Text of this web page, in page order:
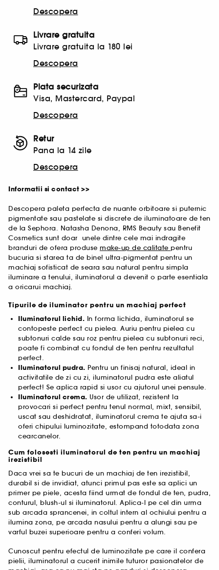
Descopera
Livrare gratuita
Livrare gratuita la 180 lei
Descopera
Plata securizata
Visa, Mastercard, Paypal
Descopera
Retur
Pana la 14 zile
Descopera
Informatii si contact >>
Descopera paleta perfecta de nuante orbitoare si puternic
pigmentate sau pastelate si discrete de iluminatoare de ten
de la Sephora. Natasha Denona, RMS Beauty sau Benefit
Cosmetics sunt doar unele dintre cele mai indragite
branduri de ofera produse make-up de calitate pentru
bucuria si starea ta de bine! ultra-pigmentat pentru un
machiaj sofisticat de seara sau natural pentru simpla
iluminare a tenului, iluminatorul a devenit o parte esentiala
a oricarui machiaj.
Tipurile de iluminator pentru un machiaj perfect
Iluminatorul lichid. In forma lichida, iluminatorul se
contopeste perfect cu pielea. Auriu pentru pielea cu
subtonuri calde sau roz pentru pielea cu subtonuri reci,
poate fi combinat cu fondul de ten pentru rezultatul
perfect.
Iluminatorul pudra. Pentru un finisaj natural, ideal in
activitatile de zi cu zi, iluminatorul pudra este aliatul
perfect! Se aplica rapid si usor cu ajutorul unei pensule.
Iluminatorul crema. Usor de utilizat, rezistent la
provocari si perfect pentru tenul normal, mixt, sensibil,
uscat sau deshidratat, iluminatorul crema te ajuta sa-i
oferi chipului luminozitate, estompand totodata zona
cearcanelor.
Cum folosesti iluminatorul de ten pentru un machiaj
irezistibil
Daca vrei sa te bucuri de un machiaj de ten irezistibil,
durabil si de invidiat, atunci primul pas este sa aplici un
primer pe piele, acesta fiind urmat de fondul de ten, pudra,
conturul, blush-ul si iluminatorul. Aplica-l pe cel din urma
sub arcada sprancenei, in coltul intern al ochiului pentru a
ilumina zona, pe arcada nasului pentru a alungi sau pe
varful buzei superioare pentru a conferi volum.
Cunoscut pentru efectul de luminozitate pe care il confera
pielii, iluminatorul a cucerit inimile tuturor pasionatelor de